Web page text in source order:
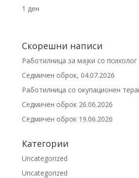
1 ден
Скорешни написи
Работилница за мајки со психолог
Седмичен оброк, 04.07.2026
Работилница со окупационен
Седмичен оброк 26.06.2026
Седмичен оброк 19.06.2026
Категории
Uncategorized
Uncategorized